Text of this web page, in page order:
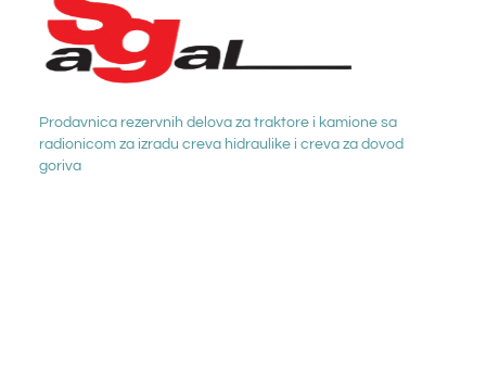
Prodavnica rezervnih delova za traktore i kamione sa
radionicom za izradu creva hidraulike i creva za dovod
goriva